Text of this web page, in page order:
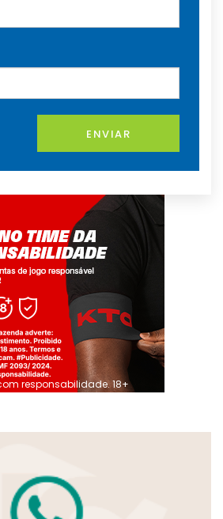
ENVIAR
responsabilidade. 18+